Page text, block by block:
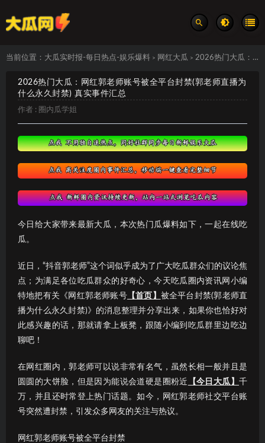
当前位置： 大瓜实时报-每日热点-娱乐爆料 > 网红大瓜 > 2026热门大瓜：网红郭老师账号被全平台封禁(郭老师直播为什么永久封禁) 真实事件汇总
2026热门大瓜：网红郭老师账号被全平台封禁(郭老师直播为
什么永久封禁) 真实事件汇总
作者 : 圈内瓜学姐
今日给大家带来最新大瓜，本次热门瓜爆料如下，一起在线吃
瓜。
近日，“抖音郭老师”这个词似乎成为了广大吃瓜群众们的议论焦
点；为满足各位吃瓜群众的好奇心，今天吃瓜圈内资讯网小编
特地把有关《网红郭老师账号【首页】 被全平台封禁(郭老师直
播为什么永久封禁)》的消息整理并分享出来，如果你也恰好对
此感兴趣的话，那就请拿上板凳，跟随小编到吃瓜群里边吃边
聊吧！
在网红圈内，郭老师可以说非常有名气，虽然长相一般并且是
圆圆的大饼脸，但是因为能说会道硬是圈粉近
【今日大瓜】千
万，并且还时常登上热门话题。如今，网红郭老师社交平台账
号突然遭封禁，引发众多网友的关注与热议。
网红郭老师账号被全平台封禁